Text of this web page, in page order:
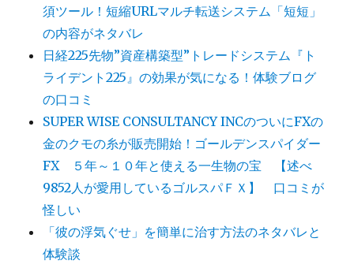
須ツール！短縮URLマルチ転送システム「短短」
の内容がネタバレ
日経225先物”資産構築型”トレードシステム『ト
ライデント225』の効果が気になる！体験ブログ
の口コミ
SUPER WISE CONSULTANCY INCのついにFXの
金のクモの糸が販売開始！ゴールデンスパイダー
FX ５年～１０年と使える一生物の宝 【述べ
9852人が愛用しているゴルスパＦＸ】 口コミが
怪しい
「彼の浮気ぐせ」を簡単に治す方法のネタバレと
体験談